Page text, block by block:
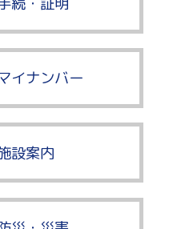
イナンバー
設案内